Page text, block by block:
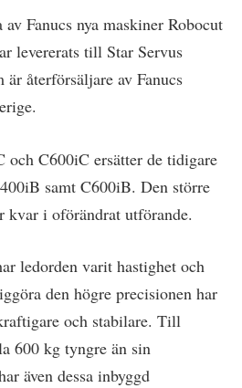
Fanucs nya maskiner Robocut
levererats till Star Servus
är återförsäljare av Fanucs
och C600iC ersätter de tidigare
samt C600iB. Den större
kvar i oförändrat utförande.
ledorden varit hastighet och
den högre precisionen har
och stabilare. Till
600 kg tyngre än sin
även dessa inbyggd